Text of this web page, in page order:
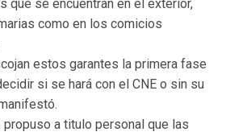
que se encuentran en el exterior,
como en los comicios
estos garantes la primera fase
si se hará con el CNE o sin su
propuso a titulo personal que las